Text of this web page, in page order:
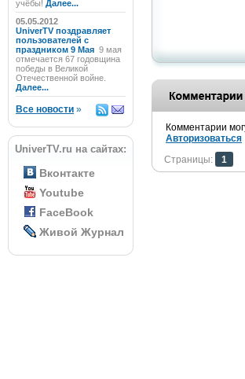
учёбы! Далее...
05.05.2012
UniverTV поздравляет
пользователей с
праздником 9 Мая 9 мая
отмечается 67 годовщина
победы в Великой
Отечественной войне.
Далее...
Все новости »
UniverTV.ru на сайтах:
Вконтакте
Youtube
FaceBook
Живой Журнал
Комментарии
Авторизоваться
Страницы:
1